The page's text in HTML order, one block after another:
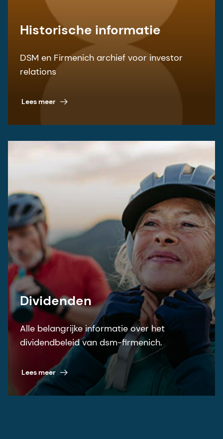
Historische informatie
DSM en Firmenich archief voor investor
relations
Lees meer
Dividenden
Alle belangrijke informatie over het
dividendbeleid van dsm-firmenich.
Lees meer